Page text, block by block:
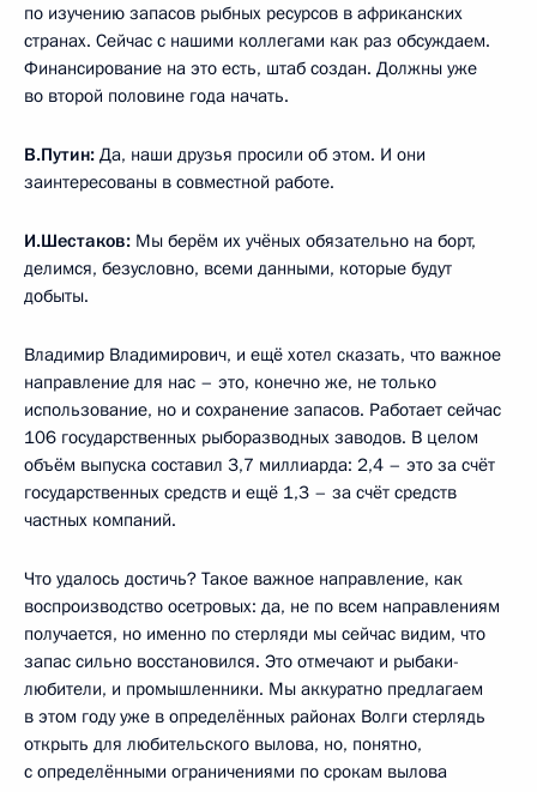
по изучению запасов рыбных ресурсов в африканских
странах. Сейчас с нашими коллегами как раз обсуждаем.
Финансирование на это есть, штаб создан. Должны уже
во второй половине года начать.
В.Путин: Да, наши друзья просили об этом. И они
заинтересованы в совместной работе.
И.Шестаков: Мы берём их учёных обязательно на борт,
делимся, безусловно, всеми данными, которые будут
добыты.
Владимир Владимирович, и ещё хотел сказать, что важное
направление для нас – это, конечно же, не только
использование, но и сохранение запасов. Работает сейчас
106 государственных рыборазводных заводов. В целом
объём выпуска составил 3,7 миллиарда: 2,4 – это за счёт
государственных средств и ещё 1,3 – за счёт средств
частных компаний.
Что удалось достичь? Такое важное направление, как
воспроизводство осетровых: да, не по всем направлениям
получается, но именно по стерляди мы сейчас видим, что
запас сильно восстановился. Это отмечают и рыбаки-
любители, и промышленники. Мы аккуратно предлагаем
в этом году уже в определённых районах Волги стерлядь
открыть для любительского вылова, но, понятно,
с определёнными ограничениями по срокам вылова